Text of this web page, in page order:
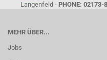
Langenfeld - PHONE: 02173-
MEHR ÜBER...
Jobs